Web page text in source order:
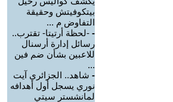
بيتكوفيتش وحقيقة
التفاوض م ...
- -لحظة أرتيتا- تقترب..
رسائل إدارة أرسنال
للاعبين بشأن ضم فين
...
- شاهد.. الجزائري آيت
نوري يسجل أول أهدافه
لمانشستر سيتي